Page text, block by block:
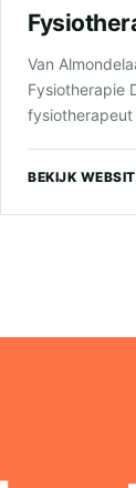
Van
Fysiotherapie
fysiotherapeut
BEKIJK